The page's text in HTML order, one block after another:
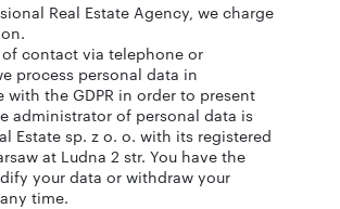
Real Estate Agency, we charge
of contact via telephone or
process personal data in
with the GDPR in order to present
administrator of personal data is
Estate sp. z o. o. with its registered
at Ludna 2 str. You have the
your data or withdraw your
time.